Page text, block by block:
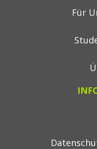
Für